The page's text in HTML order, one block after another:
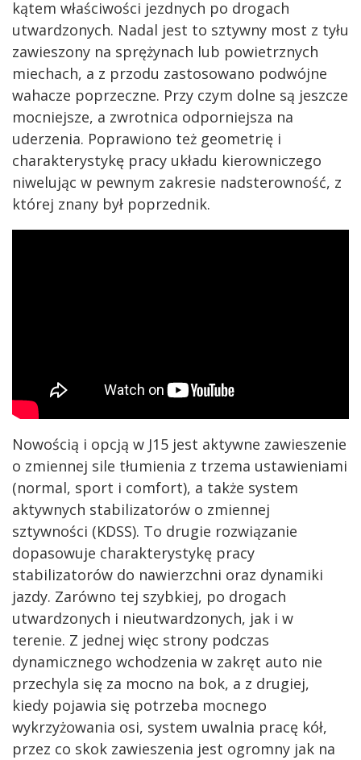
kątem właściwości jezdnych po drogach
utwardzonych. Nadal jest to sztywny most z tyłu
zawieszony na sprężynach lub powietrznych
miechach, a z przodu zastosowano podwójne
wahacze poprzeczne. Przy czym dolne są jeszcze
mocniejsze, a zwrotnica odporniejsza na
uderzenia. Poprawiono też geometrię i
charakterystykę pracy układu kierowniczego
niwelując w pewnym zakresie nadsterowność, z
której znany był poprzednik.
Nowością i opcją w J15 jest aktywne zawieszenie
o zmiennej sile tłumienia z trzema ustawieniami
(normal, sport i comfort), a także system
aktywnych stabilizatorów o zmiennej
sztywności (KDSS). To drugie rozwiązanie
dopasowuje charakterystykę pracy
stabilizatorów do nawierzchni oraz dynamiki
jazdy. Zarówno tej szybkiej, po drogach
utwardzonych i nieutwardzonych, jak i w
terenie. Z jednej więc strony podczas
dynamicznego wchodzenia w zakręt auto nie
przechyla się za mocno na bok, a z drugiej,
kiedy pojawia się potrzeba mocnego
wykrzyżowania osi, system uwalnia pracę kół,
przez co skok zawieszenia jest ogromny jak na